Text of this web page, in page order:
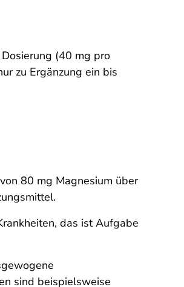
(40 mg pro
zu Ergänzung ein bis
80 mg Magnesium über
das ist Aufgabe
sind beispielsweise